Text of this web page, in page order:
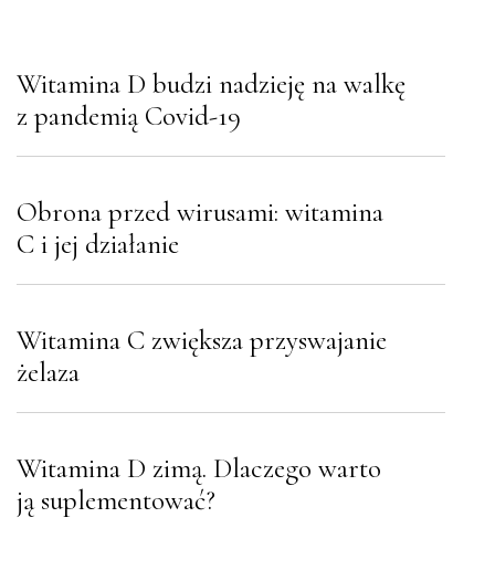
Witamina D budzi nadzieję na walkę
z pandemią Covid-19
Obrona przed wirusami: witamina
C i jej działanie
Witamina C zwiększa przyswajanie
żelaza
Witamina D zimą. Dlaczego warto
ją suplementować?